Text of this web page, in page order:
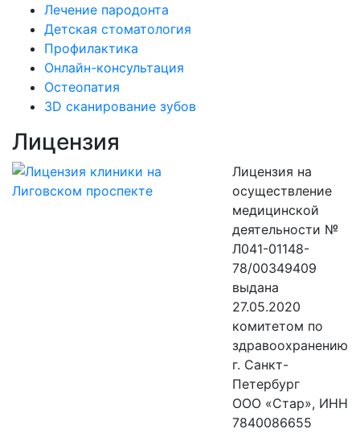
Лечение пародонта
Детская стоматология
Профилактика
Онлайн-консультация
Остеопатия
3D сканирование зубов
Лицензия
Лицензия на
осуществление
медицинской
деятельности №
Л041-01148-
78/00349409
выдана
27.05.2020
комитетом по
здравоохранению
г. Санкт-
Петербург
ООО «Стар», ИНН
7840086655